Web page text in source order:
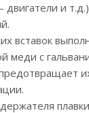
двигатели и
вставок
меди с